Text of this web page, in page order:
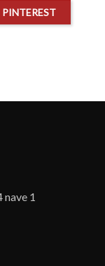
PINTEREST
nave 1